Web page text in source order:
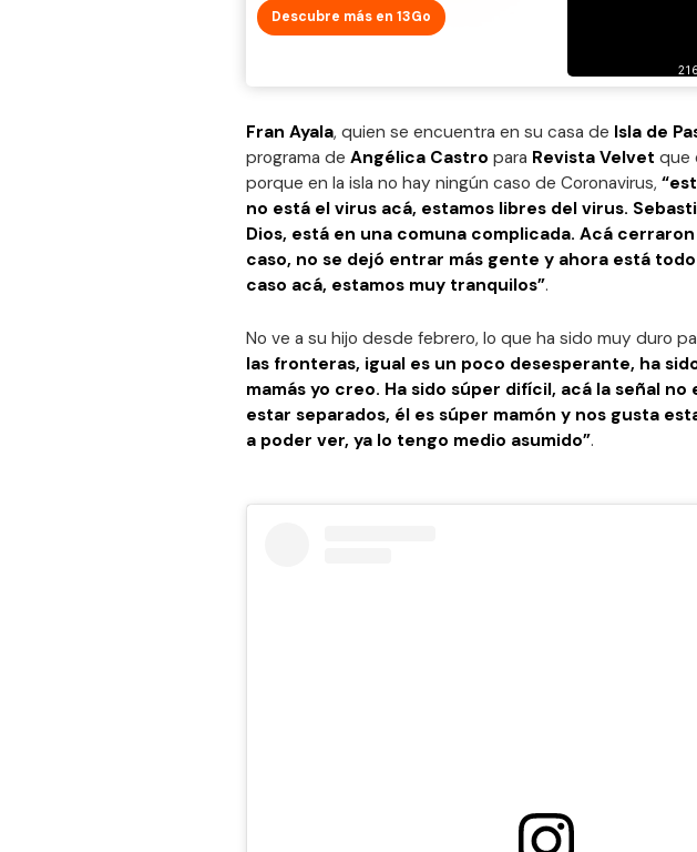
Descubre más en 13Go
Fran Ayala, quien se encuentra en su casa de Isla de
programa de Angélica Castro para Revista Velvet que
porque en la isla no hay ningún caso de Coronavirus,
no está el virus acá, estamos libres del virus.
Dios, está en una comuna complicada. Acá
caso, no se dejó entrar más gente y ahora está
caso acá, estamos muy tranquilos”.
No ve a su hijo desde febrero, lo que ha sido muy duro
las fronteras, igual es un poco desesperante, ha
mamás yo creo. Ha sido súper difícil, acá la señal
estar separados, él es súper mamón y nos gusta
a poder ver, ya lo tengo medio asumido”.